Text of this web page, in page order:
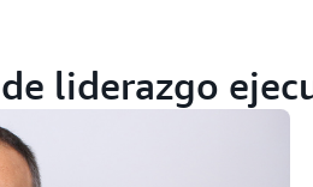
liderazgo